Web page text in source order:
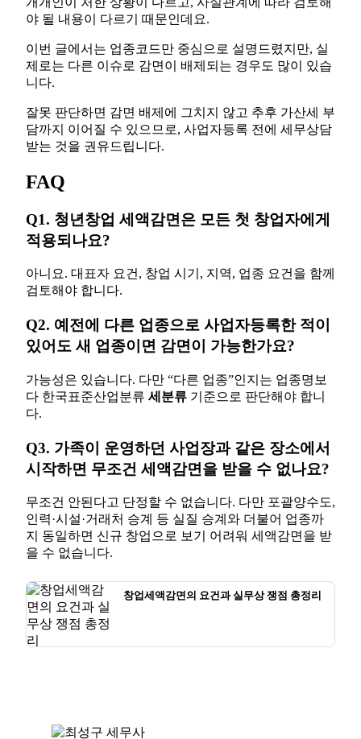
야 될 내용이 다르기 때문인데요.
이번 글에서는 업종코드만 중심으로 설명드렸지만, 실
제로는 다른 이슈로 감면이 배제되는 경우도 많이 있습
니다.
잘못 판단하면 감면 배제에 그치지 않고 추후 가산세 부
담까지 이어질 수 있으므로, 사업자등록 전에 세무상담
받는 것을 권유드립니다.
FAQ
Q1. 청년창업 세액감면은 모든 첫 창업자에게
적용되나요?
아니요. 대표자 요건, 창업 시기, 지역, 업종 요건을 함께
검토해야 합니다.
Q2. 예전에 다른 업종으로 사업자등록한 적이
있어도 새 업종이면 감면이 가능한가요?
가능성은 있습니다. 다만 “다른 업종”인지는 업종명보
다 한국표준산업분류 세분류 기준으로 판단해야 합니
다.
Q3. 가족이 운영하던 사업장과 같은 장소에서
시작하면 무조건 세액감면을 받을 수 없나요?
무조건 안된다고 단정할 수 없습니다. 다만 포괄양수도,
인력·시설·거래처 승계 등 실질 승계와 더불어 업종까
지 동일하면 신규 창업으로 보기 어려워 세액감면을 받
을 수 없습니다.
창업세액감면의 요건과 실무상 쟁점 총정리